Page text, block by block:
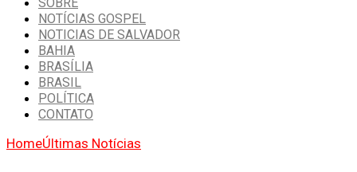
SOBRE
NOTÍCIAS GOSPEL
NOTICIAS DE SALVADOR
BAHIA
BRASÍLIA
BRASIL
POLÍTICA
CONTATO
HomeÚltimas Notícias